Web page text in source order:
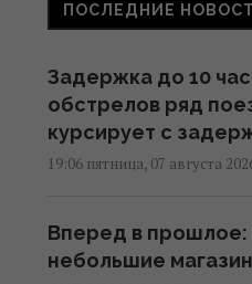
ПОСЛЕДНИЕ
Задержка до 10
обстрелов ряд
курсирует с
19:06 пятница, 07 августа
Вперед в прошлое:
небольшие